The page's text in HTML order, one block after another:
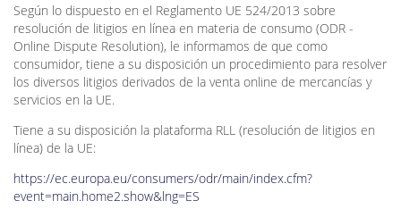
Según lo dispuesto en el Reglamento UE 524/2013 sobre
resolución de litigios en línea en materia de consumo (ODR -
Online Dispute Resolution), le informamos de que como
consumidor, tiene a su disposición un procedimiento para resolver
los diversos litigios derivados de la venta online de mercancías y
servicios en la UE.
Tiene a su disposición la plataforma RLL (resolución de litigios en
línea) de la UE:
https://ec.europa.eu/consumers/odr/main/index.cfm?
event=main.home2.show&lng=ES